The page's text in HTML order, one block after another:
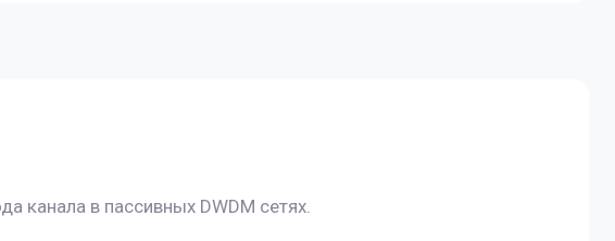
канала в пассивных DWDM сетях.